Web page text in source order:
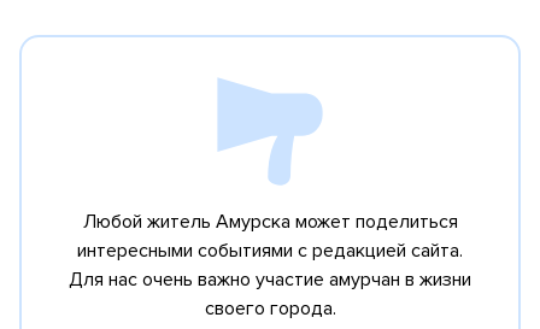
Любой житель Амурска может поделиться
интересными событиями с редакцией сайта.
Для нас очень важно участие амурчан в жизни
своего города.